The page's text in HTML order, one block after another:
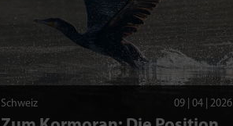
Schweiz 09 | 04 | 2026